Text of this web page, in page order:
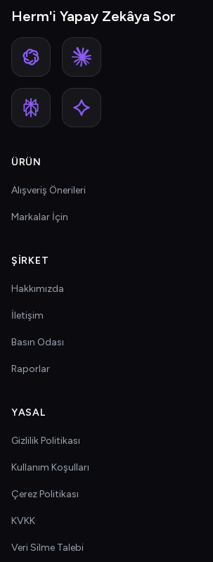
Herm'i Yapay Zekâya Sor
ÜRÜN
Alışveriş Önerileri
Markalar İçin
ŞIRKET
Hakkımızda
İletişim
Basın Odası
Raporlar
YASAL
Gizlilik Politikası
Kullanım Koşulları
Çerez Politikası
KVKK
Veri Silme Talebi